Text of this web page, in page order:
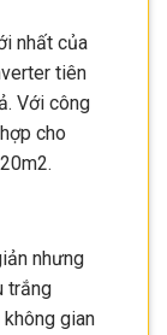
nhất của
tiên
Với công
cho
nhưng
trắng
không gian